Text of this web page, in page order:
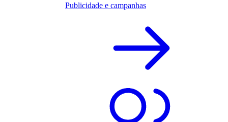
Publicidade e campanhas